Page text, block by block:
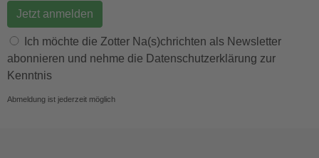
E-Mail Adresse
Vorname
Ich möchte die Zotter Na(s)chrichten als Newsletter
abonnieren und nehme die Datenschutzerklärung zur
Kenntnis
Abmeldung ist jederzeit möglich